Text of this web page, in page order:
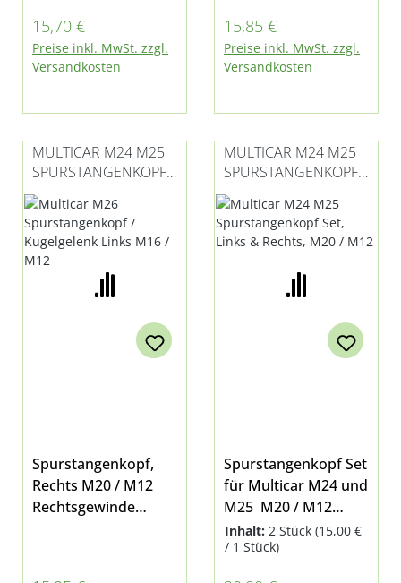
passenden
Keilriemen
Regulärer Preis:
15,70 €
Preise inkl. MwSt. zzgl.
Versandkosten
Regulärer Preis:
15,85 €
Preise inkl. MwSt. zzgl.
Versandkosten
MULTICAR M24 M25
SPURSTANGENKOPF /
KUGELGELENK
RECHTS M20 / M12
Spurstangenkopf,
Rechts M20 / M12
Rechtsgewinde
MULTICAR M24 M25
SPURSTANGENKOPF
SET, LINKS & RECHTS,
M20 / M12
Spurstangenkopf Set
für Multicar M24 und
M25 M20 / M12
Konus: 15/16mm
Inhalt: Linker und
Inhalt: 2 Stück (15,00 €
/ 1 Stück)